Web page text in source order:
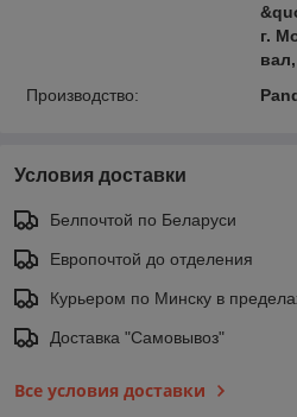
г.
Производство:
Условия доставки
Белпочтой по Беларуси
Европочтой до отделения
Курьером по Минску в
Доставка "Самовывоз"
Все условия доставки